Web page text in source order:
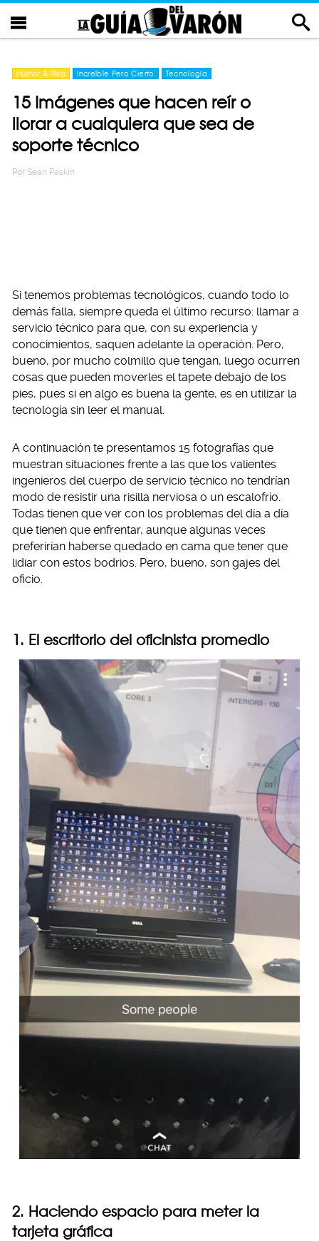
Humor & Risa Increíble Pero Cierto Tecnología
15 Imágenes que hacen reír o
llorar a cualquiera que sea de
soporte técnico
Por Sean Paskin
Si tenemos problemas tecnológicos, cuando todo lo
demás falla, siempre queda el último recurso: llamar a
servicio técnico para que, con su experiencia y
conocimientos, saquen adelante la operación. Pero,
bueno, por mucho colmillo que tengan, luego ocurren
cosas que pueden moverles el tapete debajo de los
pies, pues si en algo es buena la gente, es en utilizar la
tecnología sin leer el manual.
A continuación te presentamos 15 fotografías que
muestran situaciones frente a las que los valientes
ingenieros del cuerpo de servicio técnico no tendrían
modo de resistir una risilla nerviosa o un escalofrío.
Todas tienen que ver con los problemas del día a día
que tienen que enfrentar, aunque algunas veces
preferirían haberse quedado en cama que tener que
lidiar con estos bodrios. Pero, bueno, son gajes del
oficio.
1. El escritorio del oficinista promedio
2. Haciendo espacio para meter la
tarjeta gráfica